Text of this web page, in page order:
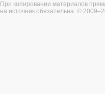
При копировании материалов
на источник обязательна. ©